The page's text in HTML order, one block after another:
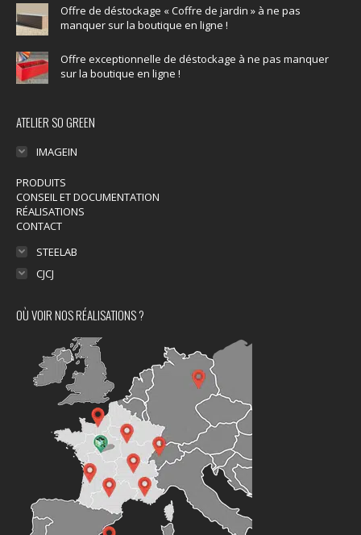
Offre de déstockage « Coffre de jardin » à ne pas
manquer sur la boutique en ligne !
Offre exceptionnelle de déstockage à ne pas manquer
sur la boutique en ligne !
ATELIER SO GREEN
IMAGEIN
PRODUITS
CONSEIL ET DOCUMENTATION
RÉALISATIONS
CONTACT
STEELAB
CJCJ
OÙ VOIR NOS RÉALISATIONS ?